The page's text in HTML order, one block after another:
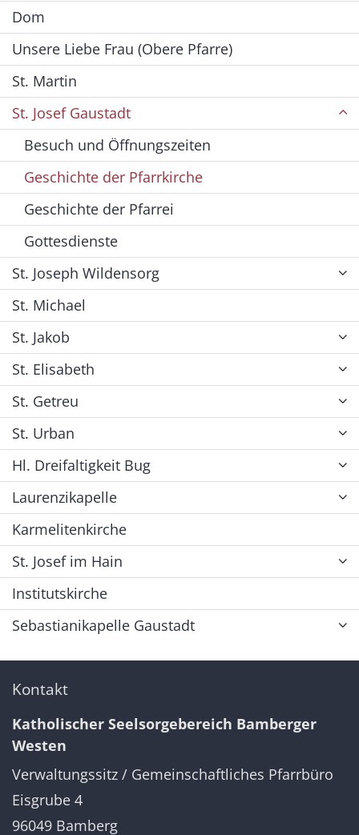
Dom
Unsere Liebe Frau (Obere Pfarre)
St. Martin
St. Josef Gaustadt
Besuch und Öffnungszeiten
Geschichte der Pfarrkirche
Geschichte der Pfarrei
Gottesdienste
St. Joseph Wildensorg
St. Michael
St. Jakob
St. Elisabeth
St. Getreu
St. Urban
Hl. Dreifaltigkeit Bug
Laurenzikapelle
Karmelitenkirche
St. Josef im Hain
Institutskirche
Sebastianikapelle Gaustadt
Kontakt
Katholischer Seelsorgebereich Bamberger
Westen
Verwaltungssitz / Gemeinschaftliches Pfarrbüro
Eisgrube 4
96049 Bamberg